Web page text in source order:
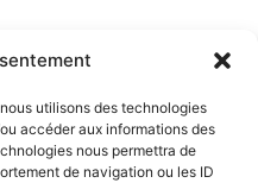
utilisons des technologies
accéder aux informations des
nous permettra de
de navigation ou les ID